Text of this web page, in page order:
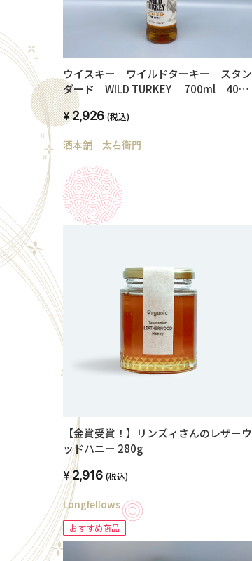
ウイスキー ワイルドターキー スタン
ダード WILD TURKEY 700ml 40
度 バーボンウイスキー
2,926 (税込)
酒本舗 太右衛門
【金賞受賞！】リンズィさんのレザーウ
ッドハニー 280g
2,916 (税込)
Longfellows
おすすめ商品